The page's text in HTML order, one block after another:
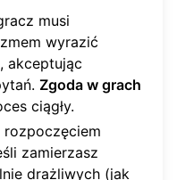
musi
wyrazić
akceptując
Zgoda w grach
ciągły.
rozpoczęciem
zamierzasz
drażliwych (jak